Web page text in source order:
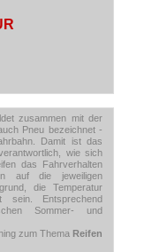
zusammen mit der
Pneu bezeichnet -
Damit ist das
wie sich
das Fahrverhalten
auf die jeweiligen
die Temperatur
sein. Entsprechend
Sommer- und
zum Thema Reifen